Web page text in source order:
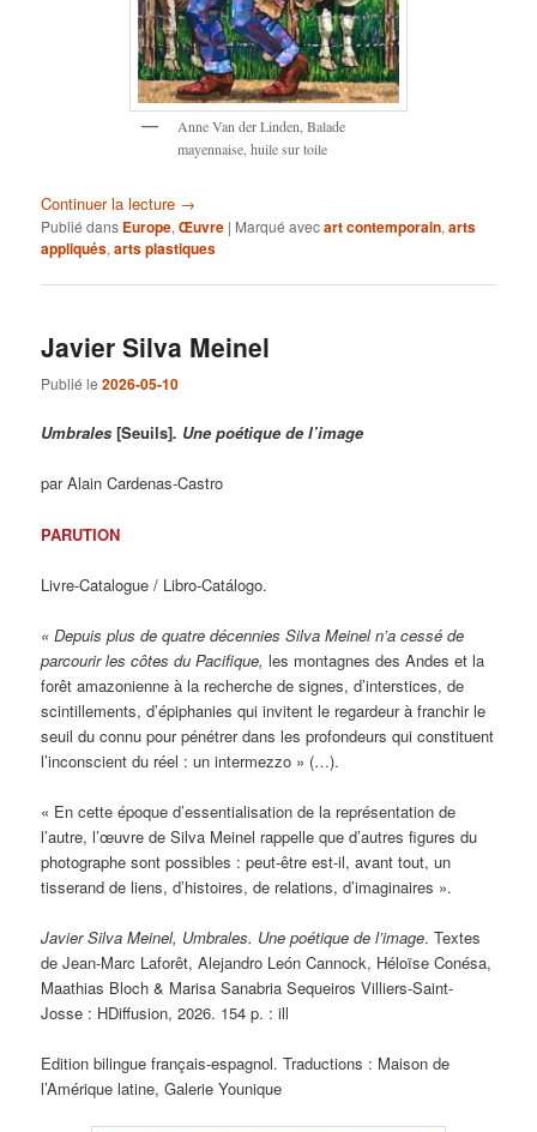
Anne Van der Linden, Balade
mayennaise, huile sur toile
Continuer la lecture →
Publié dans Europe,Œuvre | Marqué avecart contemporain,arts
appliqués,arts plastiques
Javier Silva Meinel
Publié le2026-05-10
Umbrales [Seuils]. Une poétique de l’image
par Alain Cardenas-Castro
PARUTION
Livre-Catalogue / Libro-Catálogo.
« Depuis plus de quatre décennies Silva Meinel n’a cessé de
parcourir les côtes du Pacifique,les montagnes des Andes et la
forêt amazonienne à la recherche de signes, d’interstices, de
scintillements, d’épiphanies qui invitent le regardeur à franchir le
seuil du connu pour pénétrer dans les profondeurs qui constituent
l’inconscient du réel : un intermezzo » (…).
« En cette époque d’essentialisation de la représentation de
l’autre, l’œuvre de Silva Meinel rappelle que d’autres figures du
photographe sont possibles : peut-être est-il, avant tout, un
tisserand de liens, d’histoires, de relations, d’imaginaires ».
Javier Silva Meinel, Umbrales. Une poétique de l’image. Textes
de Jean-Marc Laforêt, Alejandro León Cannock, Héloïse Conésa,
Maathias Bloch & Marisa Sanabria Sequeiros Villiers-Saint-
Josse : HDiffusion, 2026. 154 p. : ill
Edition bilingue français-espagnol. Traductions : Maison de
l’Amérique latine, Galerie Younique